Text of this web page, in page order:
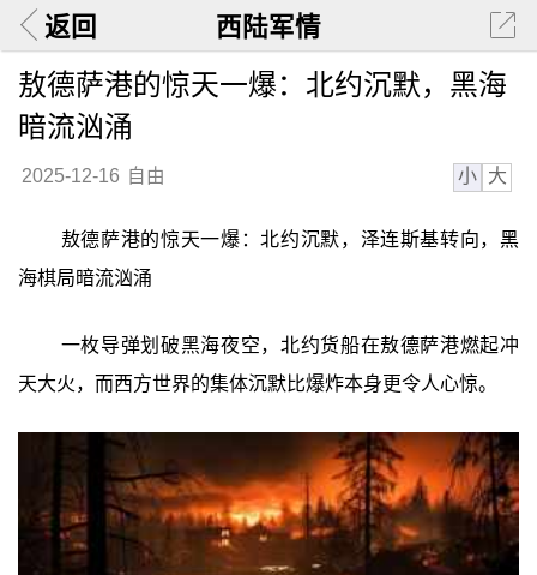
返回 西陆军情
敖德萨港的惊天一爆：北约沉默，黑海
暗流汹涌
2025-12-16 自由 小 大
敖德萨港的惊天一爆：北约沉默，泽连斯基转向，黑
海棋局暗流汹涌
一枚导弹划破黑海夜空，北约货船在敖德萨港燃起冲
天大火，而西方世界的集体沉默比爆炸本身更令人心惊。